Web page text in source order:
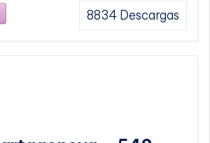
8834 Descargas